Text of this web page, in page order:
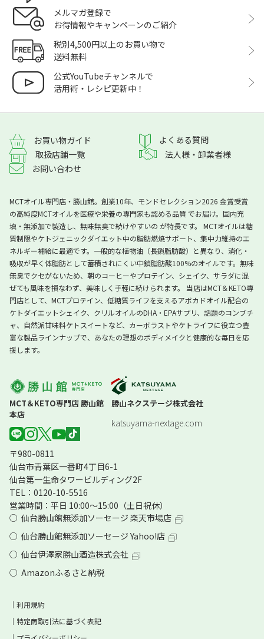
メルマガ登録で
お得情報やキャンペーンのご紹介
税別4,500円以上のお買い物で
送料無料
公式YouTubeチャンネルで
活用術・レシピ更新中！
お買い物ガイド
よくある質問
取扱店舗一覧
法人様・卸業者様
お問い合わせ
MCTオイル専門店・勝山館。創業10年、モンドセレクション2026 金賞受賞
の高純度MCTオイルを医療や栄養の専門家も認める品質 でお届け。国内充
填・無添加で製造し、無味無臭で続けやすいの が特長です。 MCTオイルは糖
質制限やケトジェニックダイエット中の脂肪燃焼サポート、集中力維持のエ
ネルギー補給に最適です。一般的な植物油（長鎖脂肪酸）と異なり、消化・
吸収が早く体脂肪として蓄積されにくい中鎖脂肪酸100%のオイルです。無味
無臭でクセがないため、朝のコーヒーやプロテイン、シェイク、サラダに混
ぜても風味を損なわず、美味しく手軽に続けられます。 当店はMCT＆KETO専
門店として、MCTプロテイン、低糖質ライフを支えるアボカドオイル配合の
ケトダイエットシェイク、クリルオイルのDHA・EPAサプリ、話題のコンブチ
ャ、自然派甘味料ケトスイートなど、カーボラストやケトライフに役立つ豊
富な製品ラインナップで、あなたの理想のボディメイクと健康的な毎日を応
援します。
MCT＆KETO専門店 勝山館
本店
勝山ネクステージ株式会社
katsuyama-nextage.com
〒980-0811
仙台市青葉区一番町4丁目6-1
仙台第一生命タワービルディング2F
TEL：0120-10-5516
営業時間：平日 10:00～15:00（土日祝休）
仙台勝山館無添加ソーセージ 楽天市場店
仙台勝山館無添加ソーセージ Yahoo!店
仙台伊澤家勝山酒造株式会社
Amazonふるさと納税
利用規約
特定商取引法に基づく表記